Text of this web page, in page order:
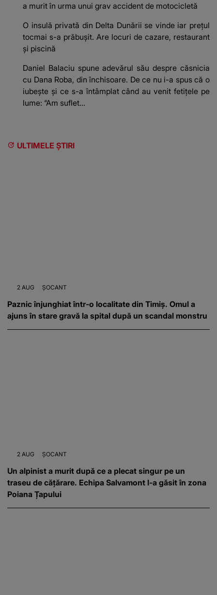
a murit în urma unui grav accident de motocicletă
O insulă privată din Delta Dunării se vinde iar prețul
tocmai s-a prăbușit. Are locuri de cazare, restaurant
și piscină
Daniel Balaciu spune adevărul său despre căsnicia
cu Dana Roba, din închisoare. De ce nu i-a spus că o
iubește și ce s-a întâmplat când au venit fetițele pe
lume: “Am suflet...
ULTIMELE ȘTIRI
2 AUG ȘOCANT
Paznic înjunghiat într-o localitate din Timiș. Omul a
ajuns în stare gravă la spital după un scandal monstru
2 AUG ȘOCANT
Un alpinist a murit după ce a plecat singur pe un
traseu de cățărare. Echipa Salvamont l-a găsit în zona
Poiana Țapului